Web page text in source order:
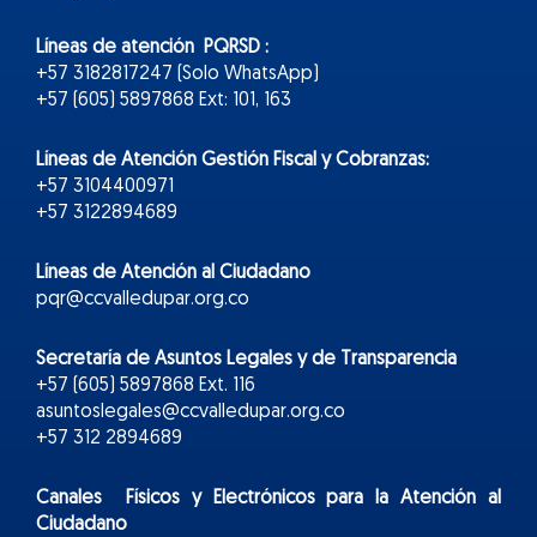
Líneas de atención PQRSD :
+57 3182817247 (Solo WhatsApp)
+57 (605) 5897868 Ext: 101, 163
Líneas de Atención Gestión Fiscal y Cobranzas:
+57 3104400971
+57 3122894689
Líneas de Atención al Ciudadano
pqr@ccvalledupar.org.co
Secretaría de Asuntos Legales y de Transparencia
+57 (605) 5897868 Ext. 116
asuntoslegales@ccvalledupar.org.co
+57 312 2894689
Canales Físicos yElectrónicospara la Atención al
Ciudadano